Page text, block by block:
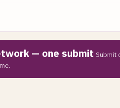
— one submit Submit